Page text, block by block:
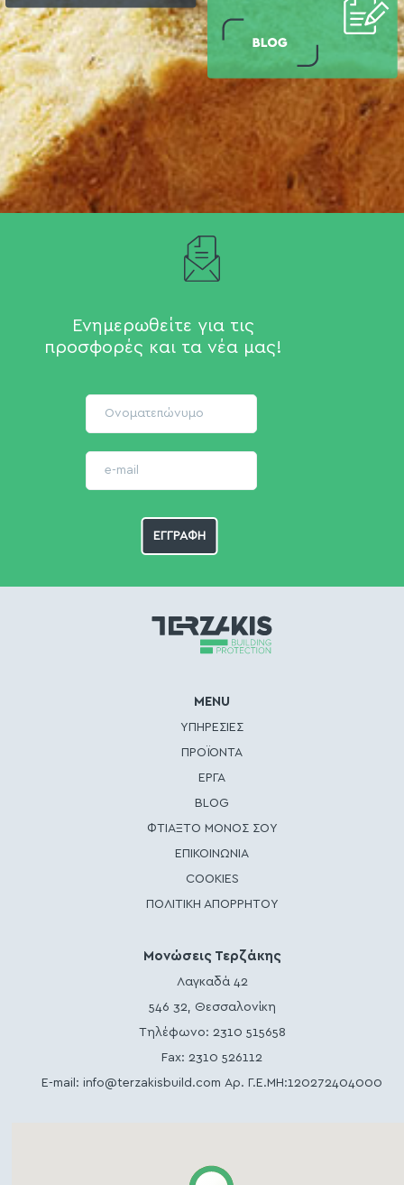
Ενημερωθείτε για τις
προσφορές και τα νέα μας!
MENU
ΥΠΗΡΕΣΙΕΣ
ΠΡΟΪΟΝΤΑ
ΕΡΓΑ
BLOG
ΦΤΙΑΞΤΟ ΜΟΝΟΣ ΣΟΥ
ΕΠΙΚΟΙΝΩΝΙΑ
COOKIES
ΠΟΛΙΤΙΚΗ ΑΠΟΡΡΗΤΟΥ
Μονώσεις Τερζάκης
Λαγκαδά 42
546 32, Θεσσαλονίκη
Τηλέφωνο: 2310 515658
Fax: 2310 526112
E-mail:info@terzakisbuild.com Αρ. Γ.Ε.ΜΗ:120272404000